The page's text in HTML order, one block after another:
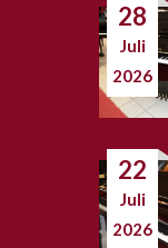
28
Juli
2026
22
Juli
2026